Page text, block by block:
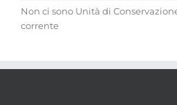
Cartografia storica
Non ci sono Unità di
corrente